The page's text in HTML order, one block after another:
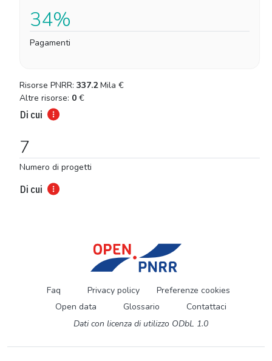
34%
Pagamenti
Risorse PNRR: 337.2 Mila €
Altre risorse: 0 €
Di cui
7
Numero di progetti
Di cui
Faq Privacy policy
Preferenze cookies
Open data
Glossario
Contattaci
Dati con licenza di utilizzo ODbL 1.0